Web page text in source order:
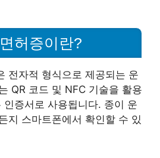
허증이란?
전자적 형식으로 제공되는 운
QR 코드 및 NFC 기술을 활용
증서로 사용됩니다. 종이 운
지 스마트폰에서 확인할 수 있